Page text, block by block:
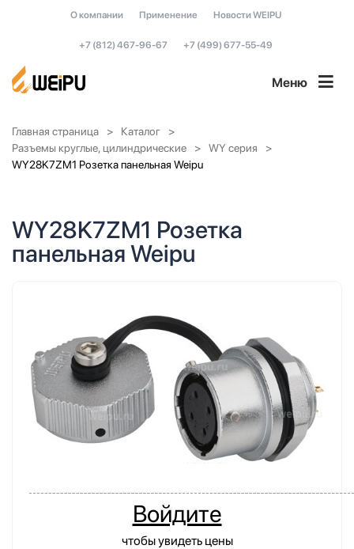
О компании Применение Новости WEIPU
+7 (812) 467-96-67 +7 (499) 677-55-49
Меню
Главная страница
Каталог
Разъемы круглые, цилиндрические
WY серия
WY28K7ZM1 Розетка панельная Weipu
WY28K7ZM1 Розетка
панельная Weipu
Войдите
чтобы увидеть цены